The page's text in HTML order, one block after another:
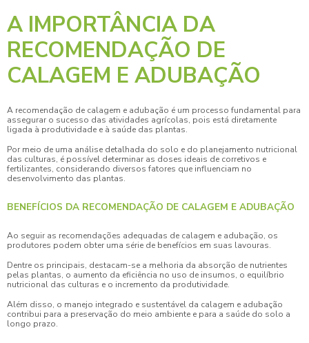
A IMPORTÂNCIA DA
RECOMENDAÇÃO DE
CALAGEM E ADUBAÇÃO
A recomendação de calagem e adubação é um processo fundamental para
assegurar o sucesso das atividades agrícolas, pois está diretamente
ligada à produtividade e à saúde das plantas.
Por meio de uma análise detalhada do solo e do planejamento nutricional
das culturas, é possível determinar as doses ideais de corretivos e
fertilizantes, considerando diversos fatores que influenciam no
desenvolvimento das plantas.
BENEFÍCIOS DA RECOMENDAÇÃO DE CALAGEM E ADUBAÇÃO
Ao seguir as recomendações adequadas de calagem e adubação, os
produtores podem obter uma série de benefícios em suas lavouras.
Dentre os principais, destacam-se a melhoria da absorção de nutrientes
pelas plantas, o aumento da eficiência no uso de insumos, o equilíbrio
nutricional das culturas e o incremento da produtividade.
Além disso, o manejo integrado e sustentável da calagem e adubação
contribui para a preservação do meio ambiente e para a saúde do solo a
longo prazo.